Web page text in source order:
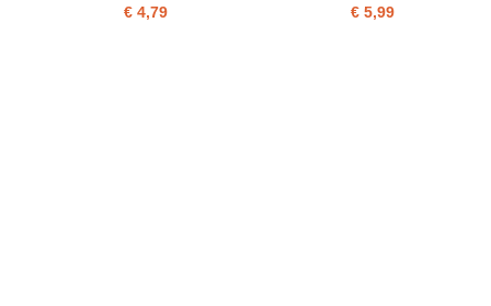
€ 4,79 € 5,99